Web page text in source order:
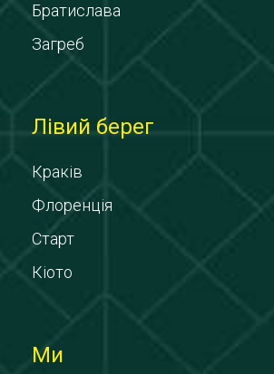
Братислава
Загреб
Лівий берег
Краків
Флоренція
Старт
Кіото
Ми